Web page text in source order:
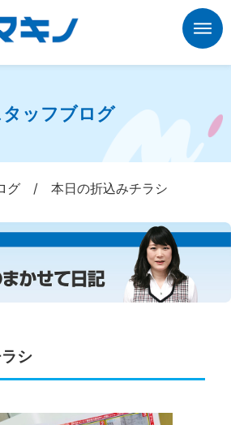
タッフブログ
グ /本日の折込みチラシ
シ